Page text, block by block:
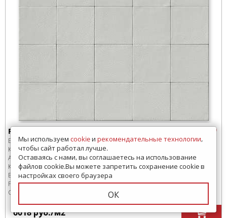
R9QK Керамогранит Ragno Sol Bianco 15x15
Бренд: Ragno
Коллекция:Sol
Артикул:R9QK
Код товара:SD-240578-99
В коробке:36 шт, 0.81 м2
Размер:150x150 мм
Сроки доставки: 30 дней
6018руб./м2
Мы используем cookieи рекомендательные технологии,
чтобы сайт работал лучше.
Оставаясь с нами, вы соглашаетесь на использование
файлов cookie.Вы можете запретить сохранение cookie в
настройках своего браузера
ОК